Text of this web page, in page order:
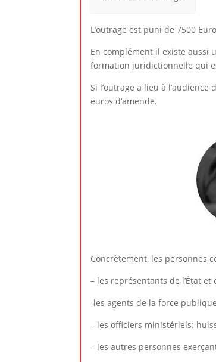
L’outrage est puni de 7500
En complément il existe aussi
formation juridictionnelle qui
Si l’outrage a lieu à
euros d’amende.
Concrètement, les personnes
– les représentants de l’État
-les agents de la force
– les officiers ministériels:
– les autres personnes